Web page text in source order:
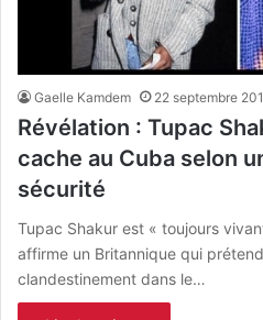
Gaelle Kamdem 22 septembre
Révélation : Tupac
cache au Cuba selon
sécurité
Tupac Shakur est « toujours
affirme un Britannique qui
clandestinement dans le…